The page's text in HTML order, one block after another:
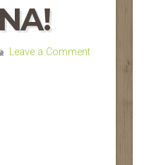
Leave a Comment